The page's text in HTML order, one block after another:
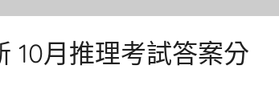
10月推理考試答案分